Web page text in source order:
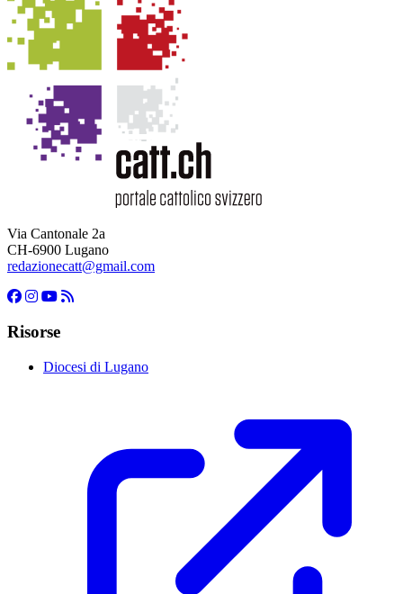
Via Cantonale 2a
CH-6900 Lugano
redazionecatt@gmail.com
Risorse
Diocesi di Lugano